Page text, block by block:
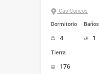
Cas Concos
Dormitorio
4
Baños
1
Tierra
176